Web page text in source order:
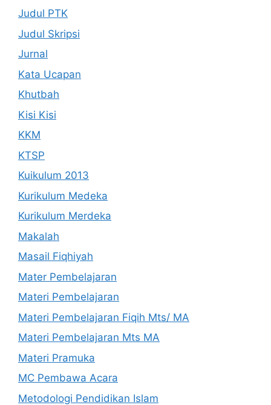
Judul PTK
Judul Skripsi
Jurnal
Kata Ucapan
Khutbah
Kisi Kisi
KKM
KTSP
Kuikulum 2013
Kurikulum Medeka
Kurikulum Merdeka
Makalah
Masail Fiqhiyah
Mater Pembelajaran
Materi Pembelajaran
Materi Pembelajaran Fiqih Mts/ MA
Materi Pembelajaran Mts MA
Materi Pramuka
MC Pembawa Acara
Metodologi Pendidikan Islam